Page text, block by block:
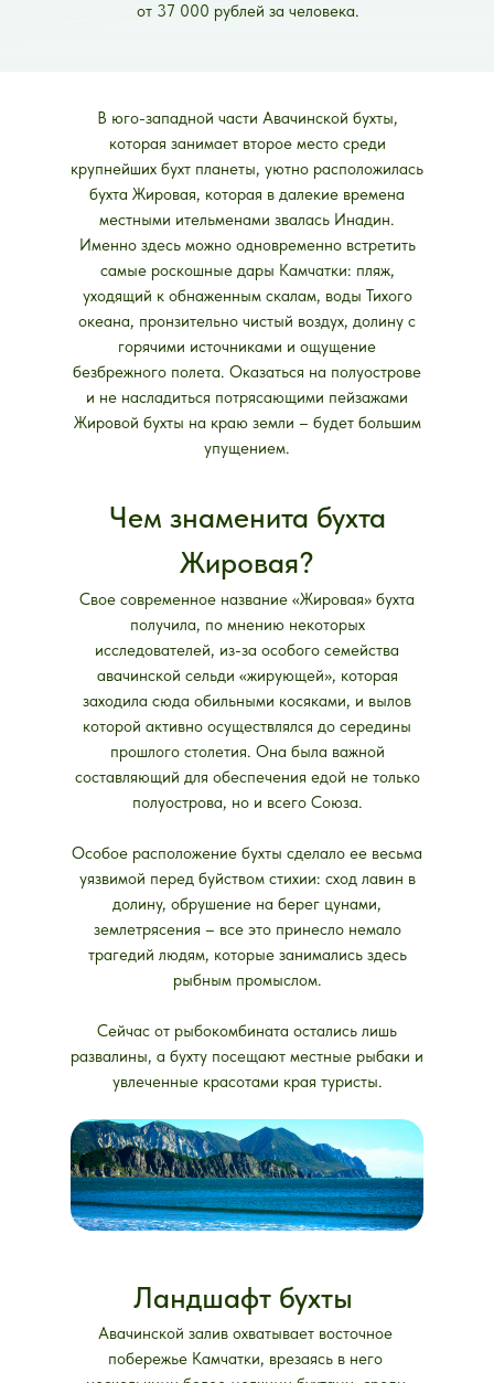
от 37 000 рублей за человека.
В юго-западной части Авачинской бухты,
которая занимает второе место среди
крупнейших бухт планеты, уютно расположилась
бухта Жировая, которая в далекие времена
местными ительменами звалась Инадин.
Именно здесь можно одновременно встретить
самые роскошные дары Камчатки: пляж,
уходящий к обнаженным скалам, воды Тихого
океана, пронзительно чистый воздух, долину с
горячими источниками и ощущение
безбрежного полета. Оказаться на полуострове
и не насладиться потрясающими пейзажами
Жировой бухты на краю земли – будет большим
упущением.
Чем знаменита бухта
Жировая?
Ландшафт бухты
Авачинской залив охватывает восточное
побережье Камчатки, врезаясь в него
Свое современное название «Жировая» бухта
получила, по мнению некоторых
исследователей, из-за особого семейства
авачинской сельди «жирующей», которая
заходила сюда обильными косяками, и вылов
которой активно осуществлялся до середины
прошлого столетия. Она была важной
составляющий для обеспечения едой не только
полуострова, но и всего Союза.
Особое расположение бухты сделало ее весьма
уязвимой перед буйством стихии: сход лавин в
долину, обрушение на берег цунами,
землетрясения – все это принесло немало
трагедий людям, которые занимались здесь
рыбным промыслом.
Сейчас от рыбокомбината остались лишь
развалины, а бухту посещают местные рыбаки и
увлеченные красотами края туристы.